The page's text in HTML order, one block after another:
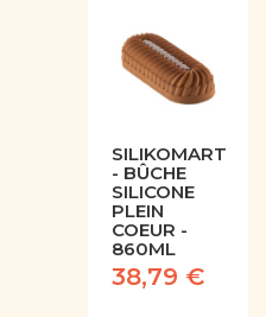
SILIKOMART
- BÛCHE
SILICONE
PLEIN
COEUR -
860ML
38,79 €